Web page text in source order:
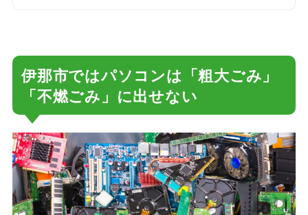
伊那市ではパソコンは「粗大ごみ」
「不燃ごみ」に出せない